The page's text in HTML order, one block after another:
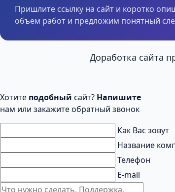
Пришлите ссылку на сайт и коротко
объем работ и предложим понятный
Доработка сайта
Хотите подобный сайт? Напишите
нам или закажите обратный звонок
Как Вас зовут
Название
Телефон
E-mail